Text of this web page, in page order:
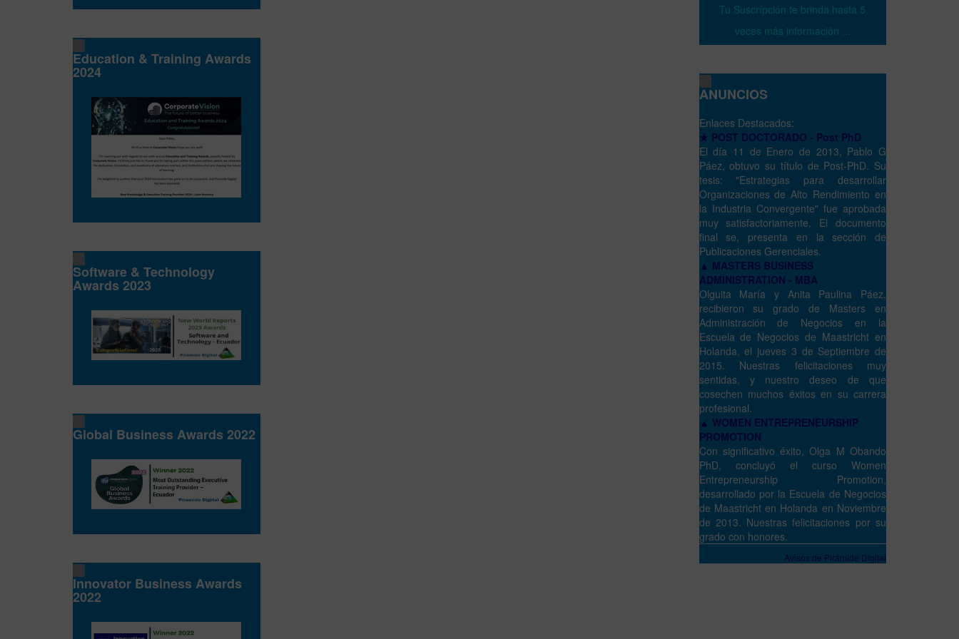
Education & Training Awards
2024
Software & Technology
Awards 2023
Global Business Awards 2022
Innovator Business Awards
2022
Tu Suscrípción te brinda hasta 5
veces más información ...
ANUNCIOS
Enlaces Destacados:
★ POST DOCTORADO - Post PhD
El día 11 de Enero de 2013, Pablo G
Páez, obtuvo su título de Post-PhD. Su
tesis: "Estrategias para desarrollar
Organizaciones de Alto Rendimiento en
la Industria Convergente" fue aprobada
muy satisfactoriamente. El documento
final se, presenta en la sección de
Publicaciones Gerenciales.
▲ MASTERS BUSINESS
ADMINISTRATION - MBA
Olguita María y Anita Paulina Páez,
recibieron su grado de Masters en
Administración de Negocios en la
Escuela de Negocios de Maastricht en
Holanda, el jueves 3 de Septiembre de
2015. Nuestras felicitaciones muy
sentidas, y nuestro deseo de que
cosechen muchos éxitos en su carrera
profesional.
▲ WOMEN ENTREPRENEURSHIP
PROMOTION
Con significativo éxito, Olga M Obando
PhD, concluyó el curso Women
Entrepreneurship Promotion,
desarrollado por la Escuela de Negocios
de Maastricht en Holanda en Noviembre
de 2013. Nuestras felicitaciones por su
grado con honores.
Avisos de Pirámide Digital